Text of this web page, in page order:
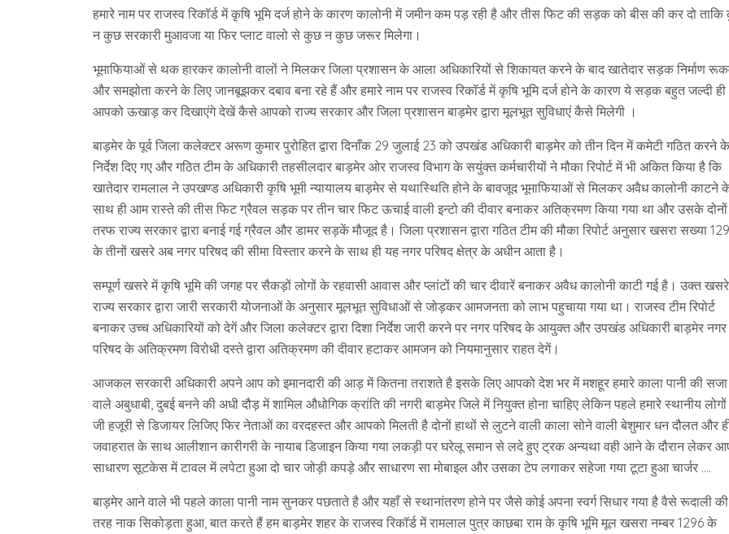
हमारे नाम पर राजस्व रिकॉर्ड में कृषि भूमि दर्ज होने के कारण कालोनी में जमीन कम पड़ रही है और तीस फिट की सड़क को बीस की कर दो
न कुछ सरकारी मुआवजा या फिर प्लाट वालो से कुछ न कुछ जरूर मिलेगा।
भूमाफियाओं से थक हारकर कालोनी वालों ने मिलकर जिला प्रशासन के आला अधिकारियों से शिकायत करने के बाद खातेदार सड़क निर्माण
और समझोता करने के लिए जानबूझकर दबाव बना रहे हैं और हमारे नाम पर राजस्व रिकॉर्ड में कृषि भूमि दर्ज होने के कारण ये सड़क बहुत जल्दी ही
आपको ऊखाड़ कर दिखाएंगे देखें कैसे आपको राज्य सरकार और जिला प्रशासन बाड़मेर द्वारा मूलभूत सुविधाएं कैसे मिलेगी ।
बाड़मेर के पूर्व जिला कलेक्टर अरूण कुमार पुरोहित द्वारा दिनाँक 29 जुलाई 23 को उपखंड अधिकारी बाड़मेर को तीन दिन में कमेटी गठित करने के
निर्देश दिए गए और गठित टीम के अधिकारी तहसीलदार बाड़मेर ओर राजस्व विभाग के सयुंक्त कर्मचारीयों ने मौका रिपोर्ट में भी अकित किया है कि
खातेदार रामलाल ने उपखण्ड अधिकारी कृषि भूमी न्यायालय बाड़मेर से यथास्थिति होने के बावजूद भूमाफियाओं से मिलकर अवैध कालोनी काटने
साथ ही आम रास्ते की तीस फिट ग्रैवल सड़क पर तीन चार फिट ऊचाई वाली इन्टो की दीवार बनाकर अतिक्रमण किया गया था और उसके दोनों
तरफ राज्य सरकार द्वारा बनाई गई ग्रैवल और डामर सड़कें मौजूद है। जिला प्रशासन द्वारा गठित टीम की मौका रिपोर्ट अनुसार खसरा सख्या
के तीनों खसरे अब नगर परिषद की सीमा विस्तार करने के साथ ही यह नगर परिषद क्षेत्र के अधीन आता है‌।
सम्पूर्ण खसरे में कृषि भूमि की जगह पर सैकड़ों लोगों के रहवासी आवास और प्लांटों की चार दीवारें बनाकर अवैध कालोनी काटी गई है। उक्त
राज्य सरकार द्वारा जारी सरकारी योजनाओं के अनुसार मूलभूत सुविधाओं से जोड़कर आमजनता को लाभ पहुचाया गया था। राजस्व टीम रिपोर्ट
बनाकर उच्च अधिकारियों को देगें और जिला कलेक्टर द्वारा दिशा निर्देश जारी करने पर नगर परिषद के आयुक्त और उपखंड अधिकारी बाड़मेर नगर
परिषद के अतिक्रमण विरोधी दस्ते द्वारा अतिक्रमण की दीवार हटाकर आमजन को नियमानुसार राहत देगें।
आजकल सरकारी अधिकारी अपने आप को इमानदारी की आड़ में कितना तराशते है इसके लिए आपको देश भर में मशहूर हमारे काला पानी की सजा
वाले अबुधाबी, दुबई बनने की अधी दौड़ में शामिल औधोगिक क्रांति की नगरी बाड़मेर जिले में नियुक्त होना चाहिए लेकिन पहले हमारे स्थानीय
जी हजूरी से डिजायर लिजिए फिर नेताओं का वरदहस्त और आपको मिलती है दोनों हाथों से लुटने वाली काला सोने वाली बेशुमार धन दौलत और
जवाहरात के साथ आलीशान कारीगरी के नायाब डिजाइन किया गया लकड़ी पर घरेलू समान से लदे हुए ट्रक अन्यथा वही आने के दौरान लेकर
साधारण सूटकेस में टावल में लपेटा हुआ दो चार जोड़ी कपड़े और साधारण सा मोबाइल और उसका टेप लगाकर सहेजा गया टूटा हुआ चार्जर ….
बाड़मेर आने वाले भी पहले काला पानी नाम सुनकर पछताते है और यहाँ से स्थानांतरण होने पर जैसे कोई अपना स्वर्ग सिधार गया है वैसे रूदाली की
तरह नाक सिकोड़ता हुआ, बात करते हैं हम बाड़मेर शहर के राजस्व रिकॉर्ड में रामलाल पुत्र काछबा राम के कृषि भूमि मूल खसरा नम्बर 1296 के